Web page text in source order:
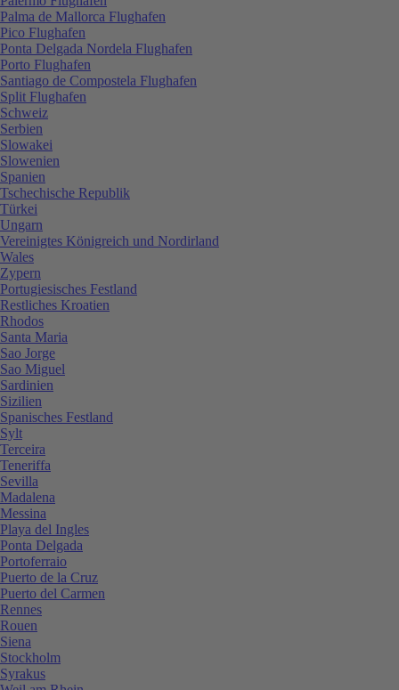
Palma de Mallorca Flughafen
Pico Flughafen
Ponta Delgada Nordela Flughafen
Porto Flughafen
Santiago de Compostela Flughafen
Split Flughafen
Schweiz
Serbien
Slowakei
Slowenien
Spanien
Tschechische Republik
Türkei
Ungarn
Vereinigtes Königreich und Nordirland
Wales
Zypern
Portugiesisches Festland
Restliches Kroatien
Rhodos
Santa Maria
Sao Jorge
Sao Miguel
Sardinien
Sizilien
Spanisches Festland
Sylt
Terceira
Teneriffa
Sevilla
Madalena
Messina
Playa del Ingles
Ponta Delgada
Portoferraio
Puerto de la Cruz
Puerto del Carmen
Rennes
Rouen
Siena
Stockholm
Syrakus